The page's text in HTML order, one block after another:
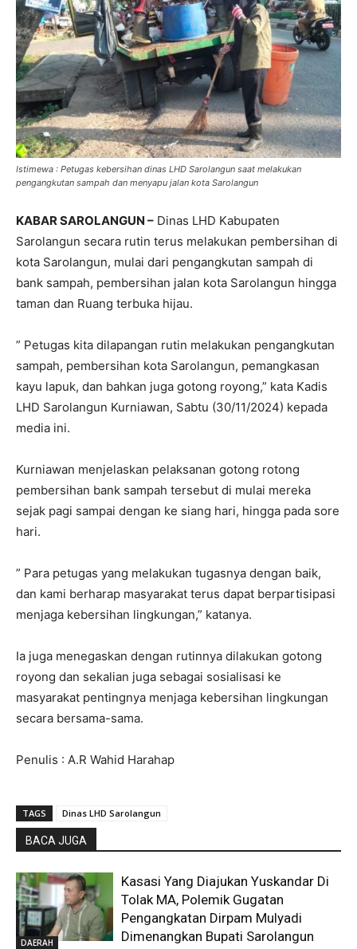
Istimewa : Petugas kebersihan dinas LHD Sarolangun saat melakukan
pengangkutan sampah dan menyapu jalan kota Sarolangun
KABAR SAROLANGUN – Dinas LHD Kabupaten
Sarolangun secara rutin terus melakukan pembersihan di
kota Sarolangun, mulai dari pengangkutan sampah di
bank sampah, pembersihan jalan kota Sarolangun hingga
taman dan Ruang terbuka hijau.
” Petugas kita dilapangan rutin melakukan pengangkutan
sampah, pembersihan kota Sarolangun, pemangkasan
kayu lapuk, dan bahkan juga gotong royong,” kata Kadis
LHD Sarolangun Kurniawan, Sabtu (30/11/2024) kepada
media ini.
Kurniawan menjelaskan pelaksanan gotong rotong
pembersihan bank sampah tersebut di mulai mereka
sejak pagi sampai dengan ke siang hari, hingga pada sore
hari.
” Para petugas yang melakukan tugasnya dengan baik,
dan kami berharap masyarakat terus dapat berpartisipasi
menjaga kebersihan lingkungan,” katanya.
Ia juga menegaskan dengan rutinnya dilakukan gotong
royong dan sekalian juga sebagai sosialisasi ke
masyarakat pentingnya menjaga kebersihan lingkungan
secara bersama-sama.
Penulis : A.R Wahid Harahap
TAGS Dinas LHD Sarolangun
BACA JUGA
DAERAH
Kasasi Yang Diajukan Yuskandar Di
Tolak MA, Polemik Gugatan
Pengangkatan Dirpam Mulyadi
Dimenangkan Bupati Sarolangun